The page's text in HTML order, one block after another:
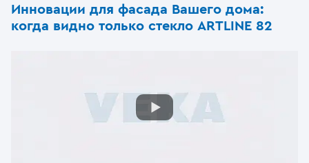
Инновации для фасада Вашего дома:
когда видно только стекло ARTLINE 82